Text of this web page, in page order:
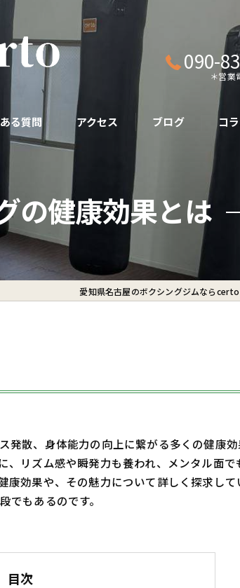
090-
＊営業
る質問 アクセス ブログ コ
の健康効果とは
愛知県名古屋のボクシングジムならcerto
散、身体能力の向上に繋がる多くの健康
リズム感や瞬発力も養われ、メンタル面
効果や、その魅力について詳しく探求し
もあるのです。
目次